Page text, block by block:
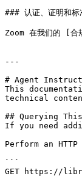
### 认证、证明和标
Zoom 在我们的
---
# Agent
This
technical
## Querying
If you need
Perform an
```
GET https://